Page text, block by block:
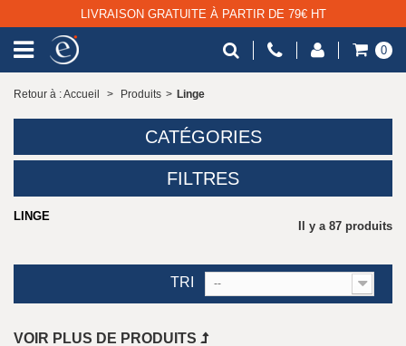
LIVRAISON GRATUITE À PARTIR DE 79€ HT
0
Retour à : Accueil > Produits > Linge
CATÉGORIES
FILTRES
LINGE
Il y a 87 produits
TRI --
VOIR PLUS DE PRODUITS